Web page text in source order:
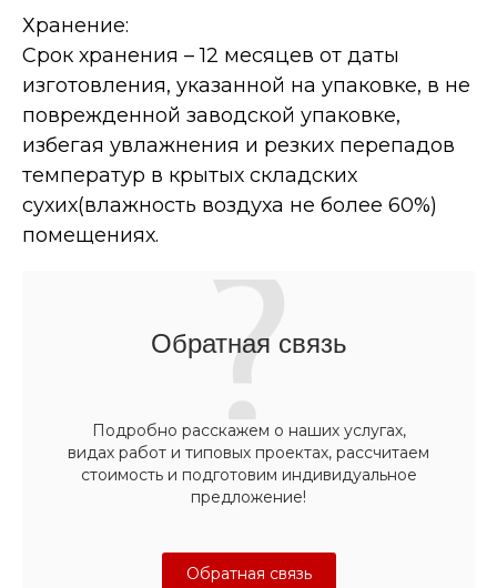
Хранение:
Срок хранения – 12 месяцев от даты
изготовления, указанной на упаковке, в не
поврежденной заводской упаковке,
избегая увлажнения и резких перепадов
температур в крытых складских
сухих(влажность воздуха не более 60%)
помещениях.
Обратная связь
Подробно расскажем о наших услугах,
видах работ и типовых проектах, рассчитаем
стоимость и подготовим индивидуальное
предложение!
Обратная связь